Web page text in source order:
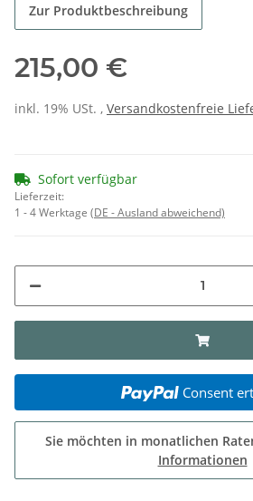
Zur Produktbeschreibung
215,00 €
inkl. 19% USt. , Versandkostenfreie
Sofort verfügbar
Lieferzeit:
1 - 4 Werktage (DE - Ausland abweichend)
Consent
Sie möchten in monatlichen
Informationen